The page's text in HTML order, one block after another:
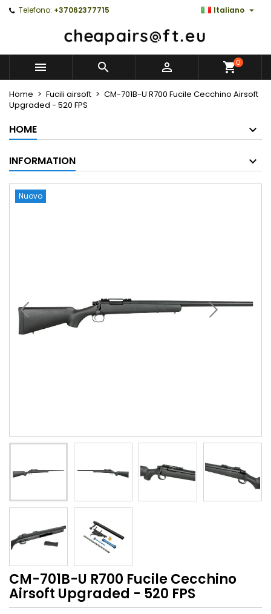
Telefono: +37062377715 Italiano 
   0
Home Fucili airsoft
CM-701B-U R700 Fucile Cecchino Airsoft
Upgraded - 520 FPS
HOME
INFORMATION
Nuovo
CM-701B-U R700 Fucile Cecchino
Airsoft Upgraded - 520 FPS